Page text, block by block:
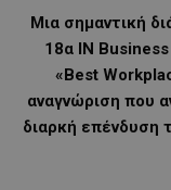
Μια σημαντική
18α IN
«Best
αναγνώριση που
διαρκή επένδυση